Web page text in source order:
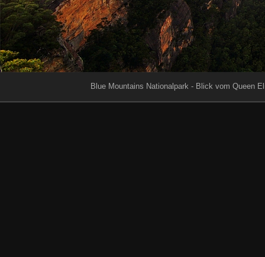
Blue Mountains Nationalpark - Blick vom Queen